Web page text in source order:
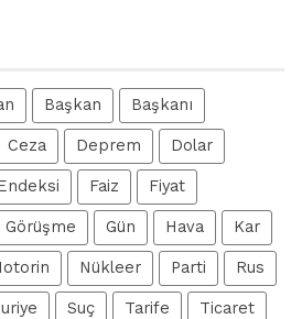
Başkan Başkanı
Ceza Deprem Dolar
Faiz Fiyat
Görüşme Gün Hava Kar
Nükleer Parti Rus
Suç Tarife Ticaret